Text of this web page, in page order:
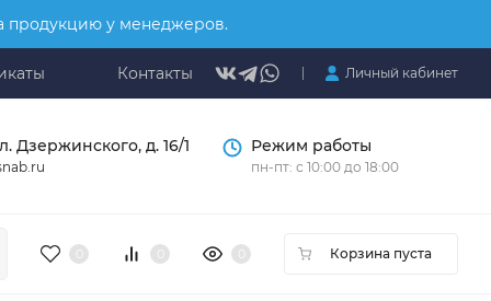
продукцию у менеджеров.
Контакты Личный кабинет
Дзержинского, д. 16/1 Режим работы
пн-пт: с 10:00 до 18:00
Корзина пуста